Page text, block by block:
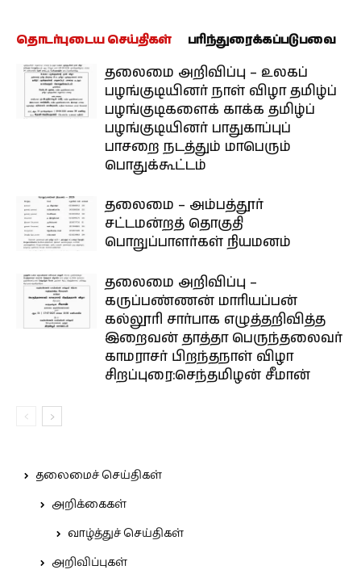
தொடர்புடைய செய்திகள் பரிந்துரைக்கப்படுபவை
தலைமை அறிவிப்பு – உலகப்
பழங்குடியினர் நாள் விழா தமிழ்ப்
பழங்குடிகளைக் காக்க தமிழ்ப்
பழங்குடியினர் பாதுகாப்புப்
பாசறை நடத்தும் மாபெரும்
பொதுக்கூட்டம்
தலைமை – அம்பத்தூர்
சட்டமன்றத் தொகுதி
பொறுப்பாளர்கள் நியமனம்
தலைமை அறிவிப்பு –
கருப்பண்ணன் மாரியப்பன்
கல்லூரி சார்பாக எழுத்தறிவித்த
இறைவன் தாத்தா பெருந்தலைவர்
காமராசர் பிறந்தநாள் விழா
சிறப்புரை:செந்தமிழன் சீமான்
தலைமைச் செய்திகள்
அறிக்கைகள்
வாழ்த்துச் செய்திகள்
அறிவிப்புகள்